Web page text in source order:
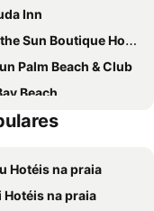
Inn
Sun Boutique Hotel & Spa
Palm Beach & Club
Beach
Sea Lodge
Hotéis na praia
Hotéis na praia